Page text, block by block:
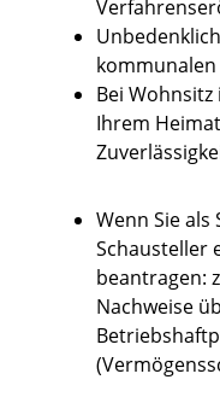
Bei
Ihrem
Wenn Sie
Schausteller
beantragen:
Nachweise